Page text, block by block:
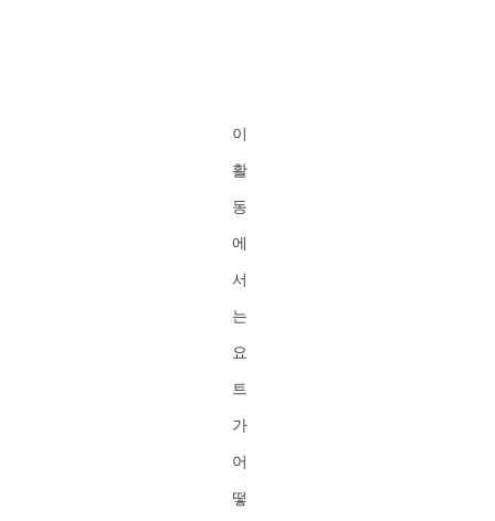
이
활
동
에
서
는
요
트
가
어
떻